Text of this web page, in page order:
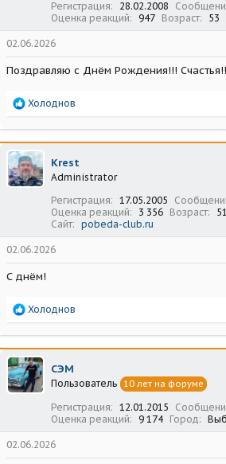
л
а
Регистрация 28.02.2008
Оценка реакций
947 Возраст 53
02.06.2026
Поздравляю с Днём Рождения!!!
Р
а
к
ц
и
и
Холоднов
Krest
Administrator
Регистрация
17.05.2005
Оценка реакций
3 356 Возраст 51
Сайт
pobeda-club.ru
02.06.2026
С днём!
Р
а
к
ц
и
и
Холоднов
СЭМ
Пользователь 10 лет на форуме
Регистрация 12.01.2015
Оценка реакций
9 174 Город
02.06.2026